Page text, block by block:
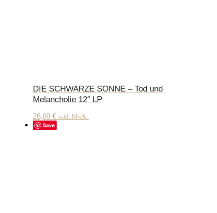
DIE SCHWARZE SONNE – Tod und
Melancholie 12″ LP
26,00 € inkl. MwSt.
Save